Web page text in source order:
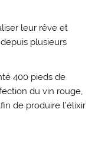
leur rêve et
plusieurs
400 pieds de
du vin rouge,
de produire l’élixir